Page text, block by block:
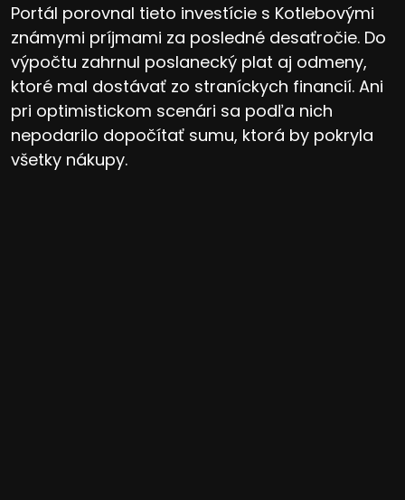
Portál porovnal tieto investície s Kotlebovými
známymi príjmami za posledné desaťročie. Do
výpočtu zahrnul poslanecký plat aj odmeny,
ktoré mal dostávať zo straníckych financií. Ani
pri optimistickom scenári sa podľa nich
nepodarilo dopočítať sumu, ktorá by pokryla
všetky nákupy.